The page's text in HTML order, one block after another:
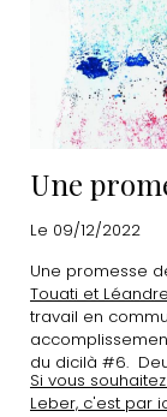
Une
Le 09/12/2022
Une promesse
Touati et
travail en
du dicilà #6.
Si vous
Leber, c'est par